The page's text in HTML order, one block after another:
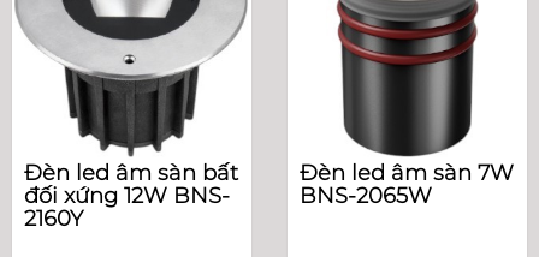
Đèn led âm sàn bất
đối xứng 12W BNS-
2160Y
Đèn led âm sàn 7W
BNS-2065W